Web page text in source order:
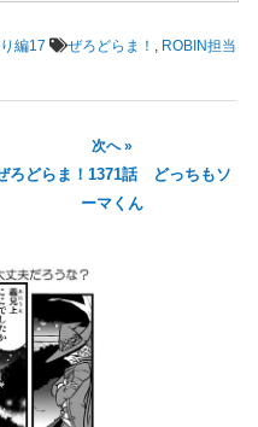
編17 ぜろどらま！ , ROBIN担当
次へ »
ろどらま！1371話 どっちもソ
ーマくん